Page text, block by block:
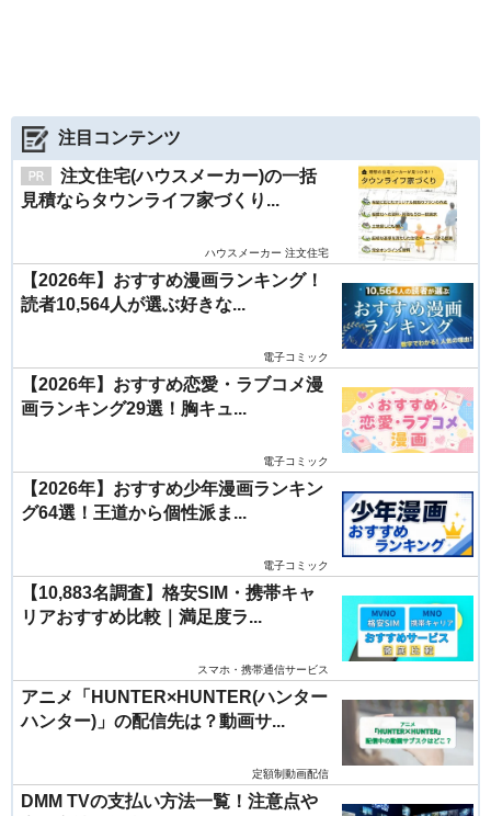
注目コンテンツ
注文住宅(ハウスメーカー)の一括
見積ならタウンライフ家づくり...
ハウスメーカー 注文住宅
【2026年】おすすめ漫画ランキング！
読者10,564人が選ぶ好きな...
電子コミック
【2026年】おすすめ恋愛・ラブコメ漫
画ランキング29選！胸キュ...
電子コミック
【2026年】おすすめ少年漫画ランキン
グ64選！王道から個性派ま...
電子コミック
【10,883名調査】格安SIM・携帯キャ
リアおすすめ比較｜満足度ラ...
スマホ・携帯通信サービス
アニメ「HUNTER×HUNTER(ハンター
ハンター)」の配信先は？動画サ...
定額制動画配信
DMM TVの支払い方法一覧！注意点や